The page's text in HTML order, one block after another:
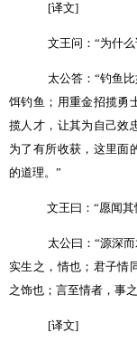
[译文]
文王问：“为什
太公答： “钓鱼
饵钓鱼；用重金招揽勇
揽人才，让其为自己效
为了有所收获，这里面
的道理。 ”
文王曰： “愿闻其
太公曰： “源深
实生之，情也；君子情
之饰也；言至情者，事
[译文]